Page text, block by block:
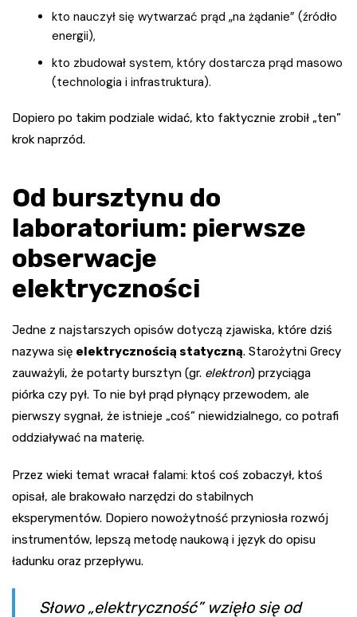
kto nauczył się wytwarzać prąd „na żądanie” (źródło
energii),
kto zbudował system, który dostarcza prąd masowo
(technologia i infrastruktura).
Dopiero po takim podziale widać, kto faktycznie zrobił „ten”
krok naprzód.
Od bursztynu do
laboratorium: pierwsze
obserwacje
elektryczności
Jedne z najstarszych opisów dotyczą zjawiska, które dziś
nazywa się elektrycznością statyczną. Starożytni Grecy
zauważyli, że potarty bursztyn (gr. elektron) przyciąga
piórka czy pył. To nie był prąd płynący przewodem, ale
pierwszy sygnał, że istnieje „coś” niewidzialnego, co potrafi
oddziaływać na materię.
Przez wieki temat wracał falami: ktoś coś zobaczył, ktoś
opisał, ale brakowało narzędzi do stabilnych
eksperymentów. Dopiero nowożytność przyniosła rozwój
instrumentów, lepszą metodę naukową i język do opisu
ładunku oraz przepływu.
Słowo „elektryczność” wzięło się od